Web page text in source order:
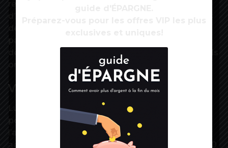
de longue durée où « seuls 55 % des professionnels
ont reçu au moins une dose ».
Vacciner les adolescents
Lundi, l’Institut Pasteur a prépublié une étude
portant sur le risque de rebond épidémique à
l’automne. Il table sur 30 % de vaccination des
adolescents, 70 % pour les adultes de moins de 60